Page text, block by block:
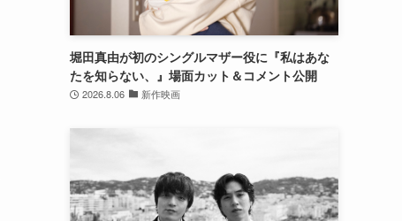
堀田真由が初のシングルマザー役に『私はあな
たを知らない、』場面カット＆コメント公開
2026.8.06 新作映画